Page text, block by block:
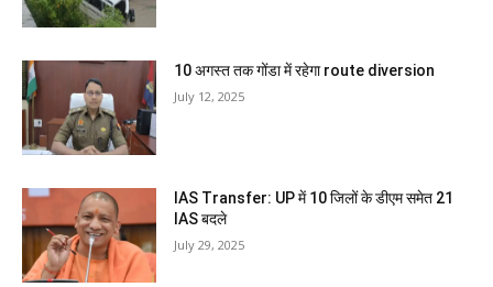
10 अगस्त तक गोंडा में रहेगा route diversion
July 12, 2025
IAS Transfer: UP में 10 जिलों के डीएम समेत 21
IAS बदले
July 29, 2025